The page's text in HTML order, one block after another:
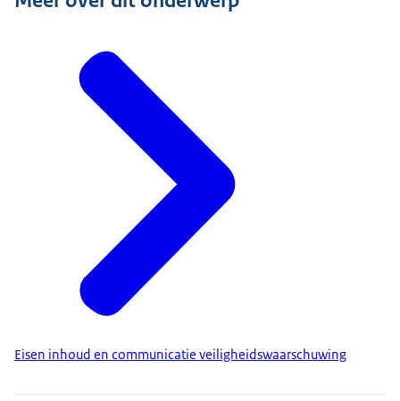
Eisen inhoud en communicatie veiligheidswaarschuwing